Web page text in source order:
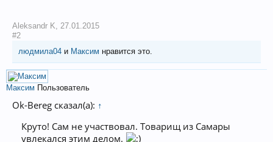
Aleksandr K, 27.01.2015
#2
людмила04 и Максим нравится это.
Максим Пользователь
Ok-Bereg сказал(а): ↑
Круто! Сам не участвовал. Товарищ из Самары
увлекался этим делом.